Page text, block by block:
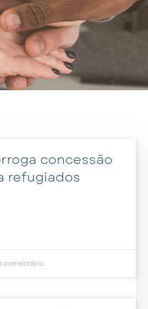
concessão
refugiados
comentário